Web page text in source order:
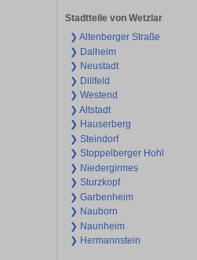
Stadtteile von Wetzlar
❯ Altenberger Straße
❯ Dalheim
❯ Neustadt
❯ Dillfeld
❯ Westend
❯ Altstadt
❯ Hauserberg
❯ Steindorf
❯ Stoppelberger Hohl
❯ Niedergirmes
❯ Sturzkopf
❯ Garbenheim
❯ Nauborn
❯ Naunheim
❯ Hermannstein